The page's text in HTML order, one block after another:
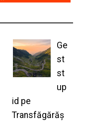
Ge
st
st
up
id pe
Transfăgărăș